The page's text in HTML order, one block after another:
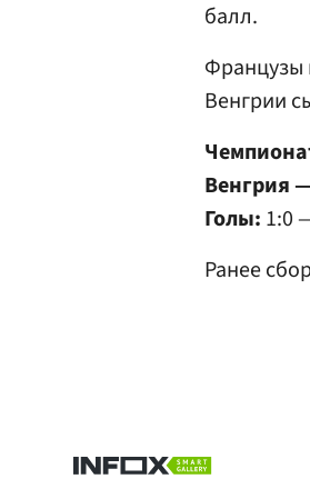
балл.
Французы
Венгрии
Венгрия
Голы: 1:0
Ранее